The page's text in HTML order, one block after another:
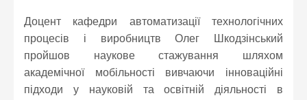
Доцент кафедри автоматизації технологічних
процесів і виробництв Олег Шкодзінський
пройшов наукове стажування шляхом
академічної мобільності вивчаючи інноваційні
підходи у науковій та освітній діяльності в